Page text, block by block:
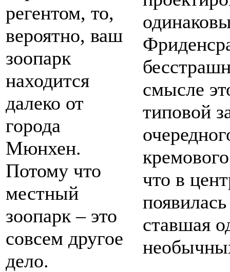
регентом, то,
вероятно, ваш
зоопарк
находится
далеко от
города
Мюнхен.
Потому что
местный
зоопарк – это
совсем другое
дело.
смысле
типовой
что в
ставшая